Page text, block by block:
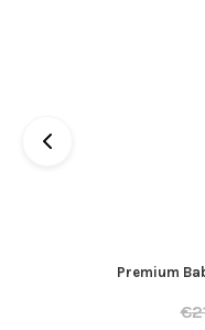
Premium
€